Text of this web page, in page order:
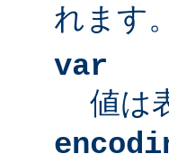
れます
var
値は